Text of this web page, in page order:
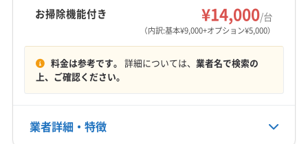
(東京都) 江東区
(東京都) 荒川区
(東京都) 新宿区
(東京都) 杉並区
(東京都) 世田谷区
(東京都) 千代田区
(東京都) 台東区
(東京都) 大田区
(東京都) 中央区
(東京都) 中野区
(東京都) 板橋区
(東京都) 品川区
(東京都) 目黒区
8:00〜20:00
定休日
電話番号
お掃除機能付き ¥14,000/台
（内訳:基本¥9,000+オプション¥5,000）
料金は参考です。 詳細については、 業者名で検索の
上、ご確認ください。
業者詳細・特徴